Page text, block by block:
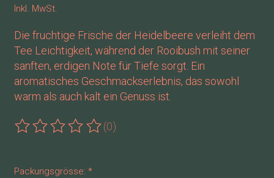
Inkl. MwSt.
Die fruchtige Frische der Heidelbeere verleiht dem
Tee Leichtigkeit, während der Rooibush mit seiner
sanften, erdigen Note für Tiefe sorgt. Ein
aromatisches Geschmackserlebnis, das sowohl
warm als auch kalt ein Genuss ist.
Die Bewertung dieses Produkts ist
(0)
Packungsgrösse: *